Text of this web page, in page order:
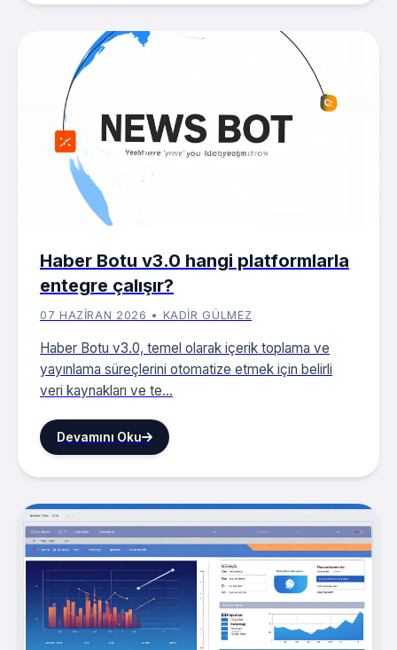
Haber Botu v3.0 hangi platformlarla
entegre çalışır?
07 HAZIRAN 2026 • KADIR GÜLMEZ
Haber Botu v3.0, temel olarak içerik toplama ve
yayınlama süreçlerini otomatize etmek için belirli
veri kaynakları ve te...
Devamını Oku